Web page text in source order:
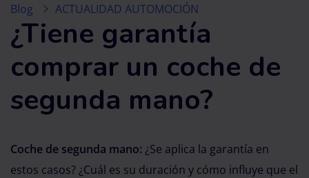
Blog ACTUALIDAD AUTOMOCIÓN
¿Tiene garantía
comprar un coche de
segunda mano?
Coche de segunda mano: ¿Se aplica la garantía en
estos casos? ¿Cuál es su duración y cómo influye que el